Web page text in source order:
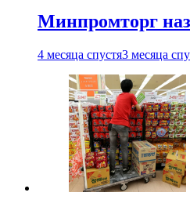
Минпромторг
4 месяца спустя3 месяца